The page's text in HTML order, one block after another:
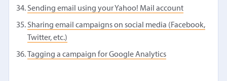
Sending email using your Yahoo! Mail account
Sharing email campaigns on social media (Facebook,
Twitter, etc.)
Tagging a campaign for Google Analytics